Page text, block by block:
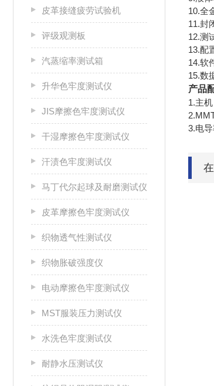
皮革接缝疲劳试验机
评级观测板
汽蒸缩率测试箱
升华色牢度测试仪
JIS摩擦色牢度测试仪
干湿摩擦色牢度测试仪
汗渍色牢度测试仪
马丁代尔起球及耐磨测试仪
皮革摩擦色牢度测试仪
织物透气性测试仪
织物胀破强度仪
电动摩擦色牢度测试仪
MST服装压力测试仪
水洗色牢度测试仪
耐静水压测试仪
10.全
11.封
12.测
13.配
14.软
15.数
产品
1.主机
3.电